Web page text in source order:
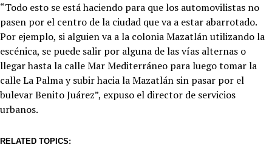
“Todo esto se está haciendo para que los automovilistas no
pasen por el centro de la ciudad que va a estar abarrotado.
Por ejemplo, si alguien va a la colonia Mazatlán utilizando la
escénica, se puede salir por alguna de las vías alternas o
llegar hasta la calle Mar Mediterráneo para luego tomar la
calle La Palma y subir hacia la Mazatlán sin pasar por el
bulevar Benito Juárez”, expuso el director de servicios
urbanos.
RELATED TOPICS: